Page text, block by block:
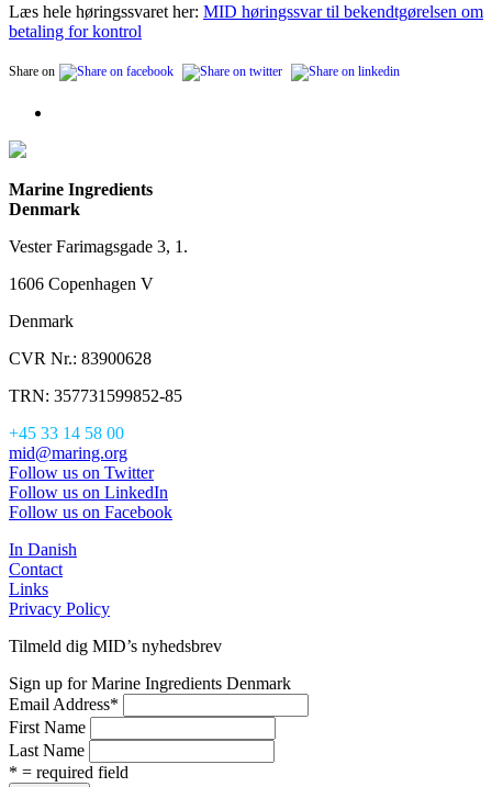
Læs hele høringssvaret her: MID høringssvar til bekendtgørelsen om
betaling for kontrol
Share on
Marine Ingredients
Denmark
Vester Farimagsgade 3, 1.
1606 Copenhagen V
Denmark
CVR Nr.: 83900628
TRN: 357731599852-85
+45 33 14 58 00
mid@maring.org
Follow us on Twitter
Follow us on LinkedIn
Follow us on Facebook
In Danish
Contact
Links
Privacy Policy
Tilmeld dig MID’s nyhedsbrev
Sign up for Marine Ingredients Denmark
Email Address*
First Name
Last Name
* = required field